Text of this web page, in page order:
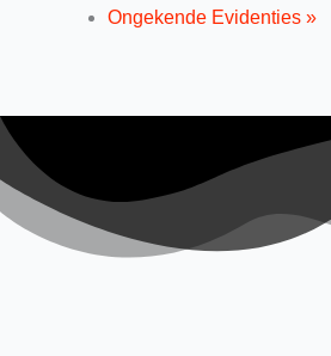
Ongekende Evidenties »